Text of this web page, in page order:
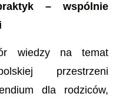
– wspólnie
wiedzy na temat
przestrzeni
dla rodziców,